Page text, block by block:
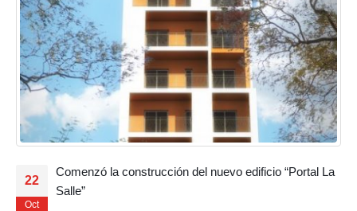
22
Oct
Comenzó la construcción del nuevo edificio “Portal La
Salle”